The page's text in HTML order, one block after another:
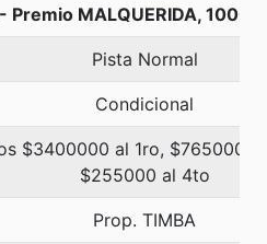
Premio MALQUERIDA, 1000
Pista Normal
Condicional
$3400000 al 1ro, $765000
$255000 al 4to
Prop. TIMBA